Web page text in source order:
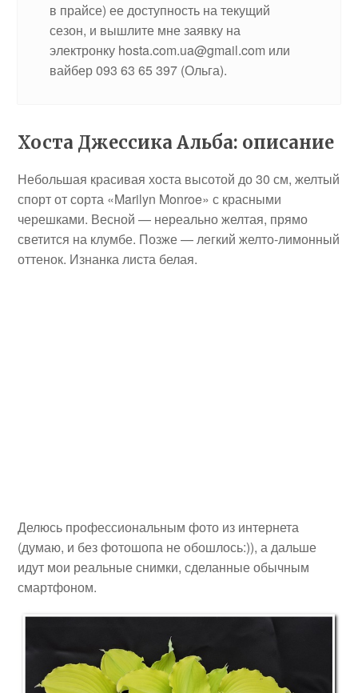
в прайсе) ее доступность на текущий
сезон, и вышлите мне заявку на
электронку hosta.com.ua@gmail.com или
вайбер 093 63 65 397 (Ольга).
Хоста Джессика Альба: описание
Небольшая красивая хоста высотой до 30 см, желтый
спорт от сорта «Marilyn Monroe» с красными
черешками. Весной — нереально желтая, прямо
светится на клумбе. Позже — легкий желто-лимонный
оттенок. Изнанка листа белая.
Делюсь профессиональным фото из интернета
(думаю, и без фотошопа не обошлось:)), а дальше
идут мои реальные снимки, сделанные обычным
смартфоном.